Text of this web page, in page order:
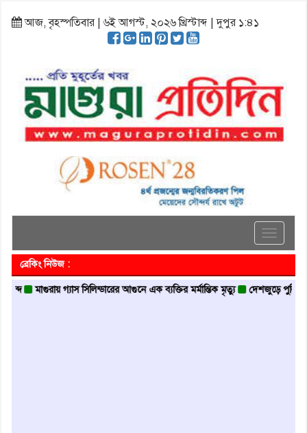
আজ, বৃহস্পতিবার | ৬ই আগস্ট, ২০২৬ খ্রিস্টাব্দ | দুপুর ১:৪১
Toggle
ব্রেকিং নিউজ :
মাগুরায় গ্যাস সিলিন্ডারের আগুনে এক ব্যক্তির মর্মান্তিক মৃত্যু দেশজুড়ে পুলিশের রেড